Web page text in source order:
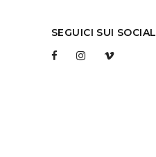
SEGUICI SUI SOCIAL